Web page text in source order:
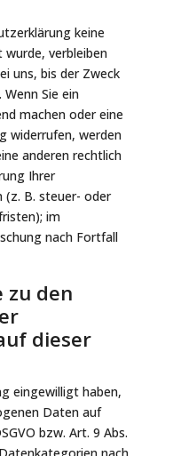
keine
wurde, verbleiben
uns, bis der Zweck
Sie ein
machen oder eine
widerrufen, werden
anderen rechtlich
Ihrer
(z. B. steuer- oder
im
nach Fortfall
zu den
dieser
eingewilligt haben,
Daten auf
bzw. Art. 9 Abs.